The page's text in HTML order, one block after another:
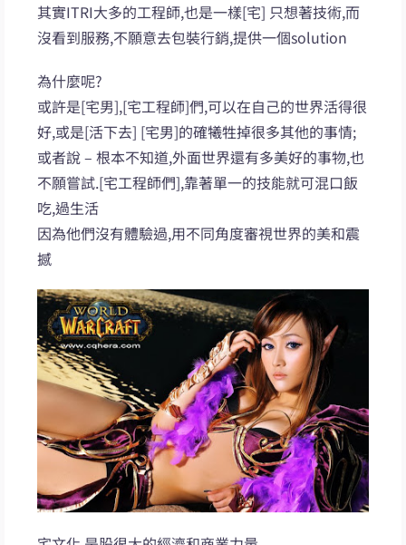
其實ITRI大多的工程師,也是一樣[宅] 只想著技術,而
沒看到服務,不願意去包裝行銷,提供一個solution
為什麼呢?
或許是[宅男],[宅工程師]們,可以在自己的世界活得很
好,或是[活下去] [宅男]的確犧牲掉很多其他的事情;
或者說 – 根本不知道,外面世界還有多美好的事物,也
不願嘗試.[宅工程師們],靠著單一的技能就可混口飯
吃,過生活
因為他們沒有體驗過,用不同角度審視世界的美和震
撼